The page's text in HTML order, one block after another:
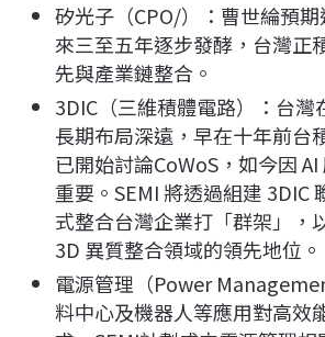
矽光子（CPO/）：曹世綸預
來三至五年逐步發酵，台灣正
先與產業鏈整合。
3DIC（三維積體電路）：台灣
長期布局深遠，早在十年前台
已開始討論CoWoS，如今因
重要。SEMI 將透過組建 3DIC
式整合台灣企業打「群架」，
3D 異質整合領域的領先地位。
電源管理（Power
料中心及機器人等應用對高效